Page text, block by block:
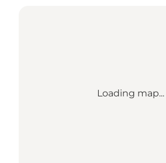
Loading map...